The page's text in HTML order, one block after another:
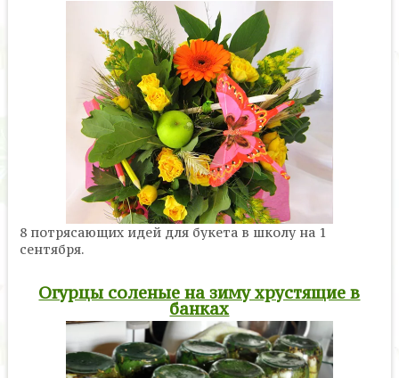
8 потрясающих идей для букета в школу на 1
сентября.
Огурцы соленые на зиму хрустящие в
банках